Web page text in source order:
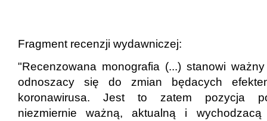
Fragment recenzji wydawniczej:
"Recenzowana monografia (...) stanowi
odnoszacy się do zmian będacych
koronawirusa. Jest to zatem pozycja
niezmiernie ważną, aktualną i wychodzacą